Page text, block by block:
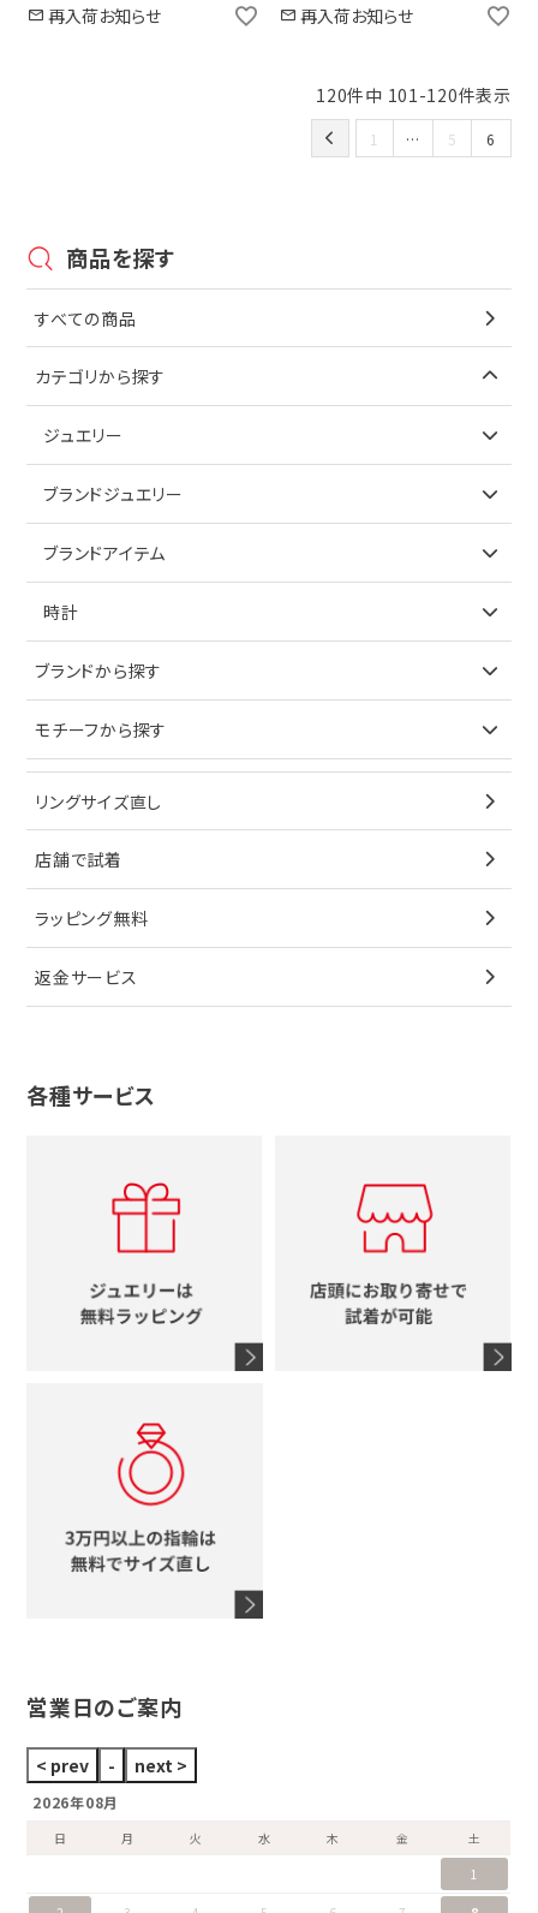
再入荷お知らせ 再入荷お知らせ
120件中 101 -120件表示
1 … 5 6
商品を探す
すべての商品
カテゴリから探す
ジュエリー
アイテムで探す
ブレスレット
ペンダントトップ
ブローチ
その他
ノーブランドジュエリーをすべて見る
ブランドジュエリー
アイテムで探す
イヤリング
ブレスレット
ペンダントトップ
ブローチ
その他
ティファニー
ブルガリ
グッチ
スタージュエリー
ウノアエレ
ブランドアイテム
アイテムで探す
キーケース
サングラス
シューズ
香水
シャネル
コーチ
ブランドアイテムをすべて見る
時計
ブランドで探す
オメガ
シャネル
タグホイヤー
カルティエ
セイコー
メンズ時計
時計をすべて見る
ブランドから探す
ティファニー
ブルガリ
カルティエ
ウノアエレ
4℃
グッチ
ルイヴィトン
エルメス
シャネル
タグホイヤー
モチーフから探す
星
リボン
花
十字架
イニシャル
リングサイズ直し
店舗で試着
ラッピング無料
返金サービス
各種サービス
営業日のご案内
2026年08月
日 月 火 水 木 金
土
1